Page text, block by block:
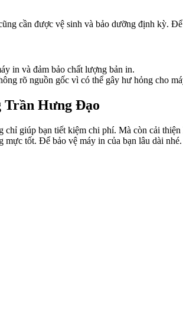
cần được vệ sinh và bảo dưỡng định kỳ.
in và đảm bảo chất lượng bản in.
rõ nguồn gốc vì có thể gây hư hỏng cho
Hưng Đạo
giúp bạn tiết kiệm chi phí. Mà còn cải
tốt. Để bảo vệ máy in của bạn lâu dài nhé.